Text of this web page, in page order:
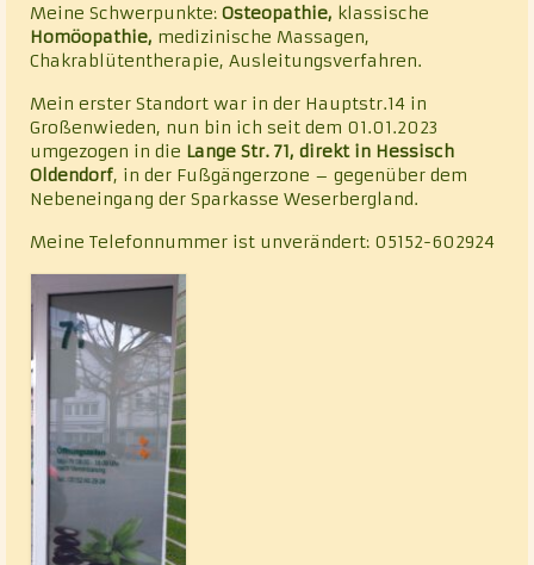
Meine Schwerpunkte: Osteopathie, klassische
Homöopathie, medizinische Massagen,
Chakrablütentherapie, Ausleitungsverfahren.
Mein erster Standort war in der Hauptstr.14 in
Großenwieden, nun bin ich seit dem 01.01.2023
umgezogen in die Lange Str. 71, direkt in Hessisch
Oldendorf, in der Fußgängerzone – gegenüber dem
Nebeneingang der Sparkasse Weserbergland.
Meine Telefonnummer ist unverändert: 05152-602924